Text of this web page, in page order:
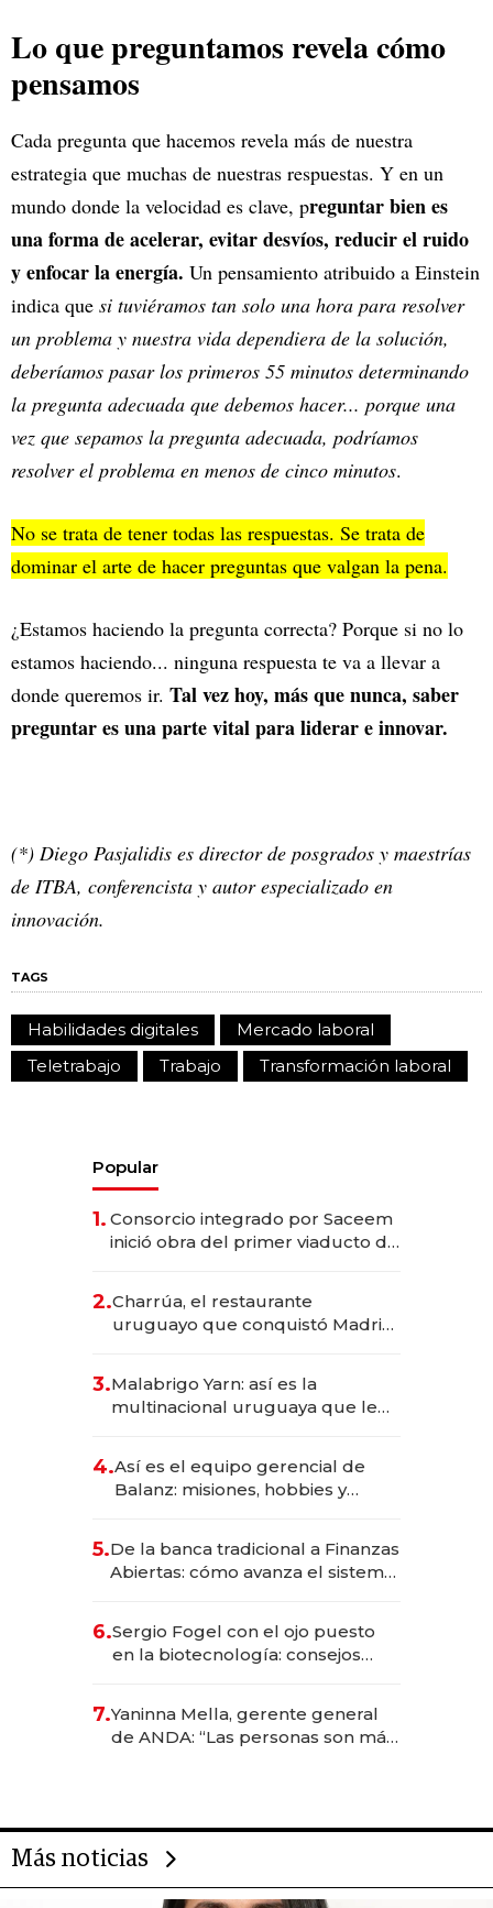
Lo que preguntamos revela cómo
pensamos
Cada pregunta que hacemos revela más de nuestra
estrategia que muchas de nuestras respuestas. Y en un
mundo donde la velocidad es clave, preguntar bien es
una forma de acelerar, evitar desvíos, reducir el ruido
y enfocar la energía. Un pensamiento atribuido a Einstein
indica que si tuviéramos tan solo una hora para resolver
un problema y nuestra vida dependiera de la solución,
deberíamos pasar los primeros 55 minutos determinando
la pregunta adecuada que debemos hacer... porque una
vez que sepamos la pregunta adecuada, podríamos
resolver el problema en menos de cinco minutos.
No se trata de tener todas las respuestas. Se trata de
dominar el arte de hacer preguntas que valgan la pena.
¿Estamos haciendo la pregunta correcta? Porque si no lo
estamos haciendo... ninguna respuesta te va a llevar a
donde queremos ir. Tal vez hoy, más que nunca, saber
preguntar es una parte vital para liderar e innovar.
(*) Diego Pasjalidis es director de posgrados y maestrías
de ITBA, conferencista y autor especializado en
innovación.
TAGS
Habilidades digitales
Mercado laboral
Teletrabajo
Trabajo Transformación laboral
Popular
1. Consorcio integrado por Saceem
inició obra del primer viaducto de
millones
2.Charrúa, el restaurante
uruguayo que conquistó Madrid:
anticipación y prepara apertura
3.Malabrigo Yarn: así es la
multinacional uruguaya que le
4.Así es el equipo gerencial de
Balanz: misiones, hobbies y
5.De la banca tradicional a Finanzas
Abiertas: cómo avanza el sistema
6.Sergio Fogel con el ojo puesto
en la biotecnología: consejos
rol de la IA
7.Yaninna Mella, gerente general
de ANDA: “Las personas son más
Más noticias